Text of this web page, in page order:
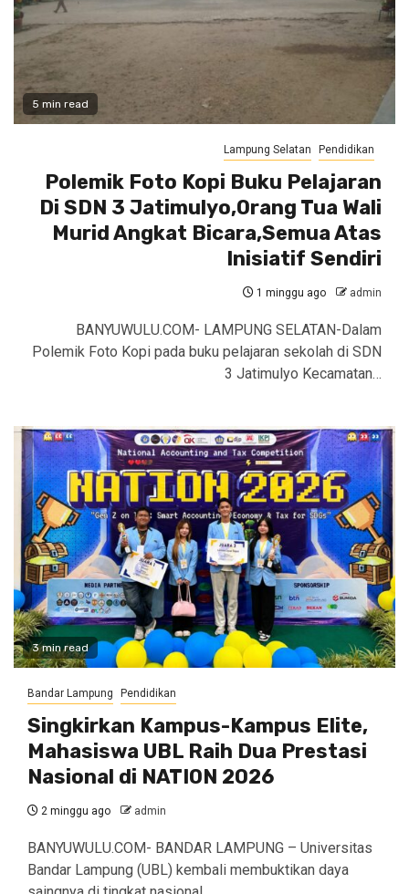
5 min read
Lampung Selatan Pendidikan
Polemik Foto Kopi Buku Pelajaran
Di SDN 3 Jatimulyo,Orang Tua Wali
Murid Angkat Bicara,Semua Atas
Inisiatif Sendiri
1 minggu ago admin
BANYUWULU.COM- LAMPUNG SELATAN-Dalam
Polemik Foto Kopi pada buku pelajaran sekolah di SDN
3 Jatimulyo Kecamatan…
3 min read
Bandar Lampung Pendidikan
Singkirkan Kampus-Kampus Elite,
Mahasiswa UBL Raih Dua Prestasi
Nasional di NATION 2026
2 minggu ago admin
BANYUWULU.COM- BANDAR LAMPUNG – Universitas
Bandar Lampung (UBL) kembali membuktikan daya